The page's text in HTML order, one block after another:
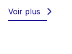
Voir plus